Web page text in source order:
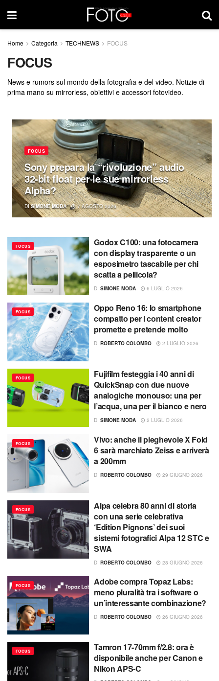
Home Categoria TECHNEWS FOCUS
FOCUS
News e rumors sul mondo della fotografia e del video. Notizie di
prima mano su mirrorless, obiettivi e accessori fotovideo.
FOCUS
Sony prepara la “rivoluzione” audio
32-bit float per le sue mirrorless
Alpha?
DI SIMONE MODA 7 AGOSTO 2026
FOCUS
Godox C100: una fotocamera
con display trasparente o un
esposimetro tascabile per chi
scatta a pellicola?
DI SIMONE MODA 6 LUGLIO 2026
FOCUS
Oppo Reno 16: lo smartphone
compatto per i content creator
promette e pretende molto
DI ROBERTO COLOMBO 2 LUGLIO 2026
FOCUS
Fujifilm festeggia i 40 anni di
QuickSnap con due nuove
analogiche monouso: una per
l’acqua, una per il bianco e nero
DI SIMONE MODA 2 LUGLIO 2026
FOCUS
Vivo: anche il pieghevole X Fold
6 sarà marchiato Zeiss e arriverà
a 200mm
DI ROBERTO COLOMBO 29 GIUGNO 2026
FOCUS
Alpa celebra 80 anni di storia
con una serie celebrativa
‘Edition Pignons’ dei suoi
sistemi fotografici Alpa 12 STC e
SWA
DI ROBERTO COLOMBO 28 GIUGNO 2026
FOCUS
Adobe compra Topaz Labs:
meno pluralità tra i software o
un’interessante combinazione?
DI ROBERTO COLOMBO 26 GIUGNO 2026
FOCUS
Tamron 17-70mm f/2.8: ora è
disponibile anche per Canon e
Nikon APS-C